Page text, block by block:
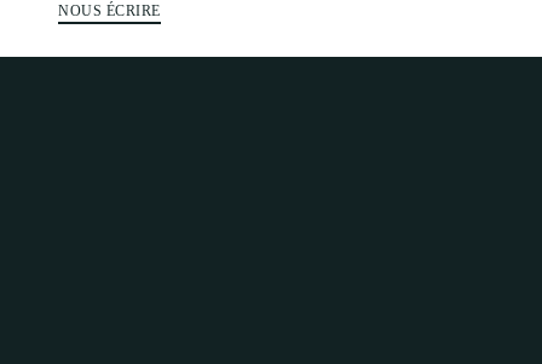
NOUS ÉCRIRE